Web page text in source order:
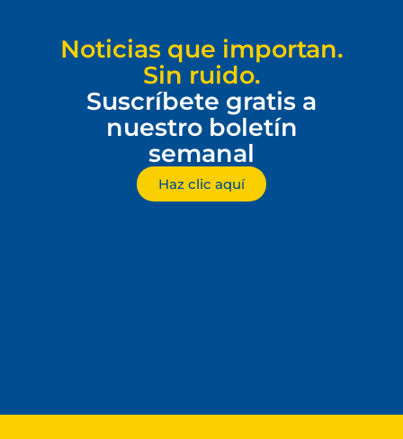
Noticias que importan.
Sin ruido.
Suscríbete gratis a
nuestro boletín
semanal
Haz clic aquí